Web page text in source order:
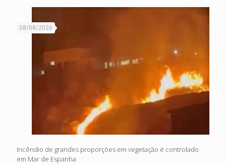
08/08/2026
Incêndio de grandes proporções em vegetação é controlado
em Mar de Espanha